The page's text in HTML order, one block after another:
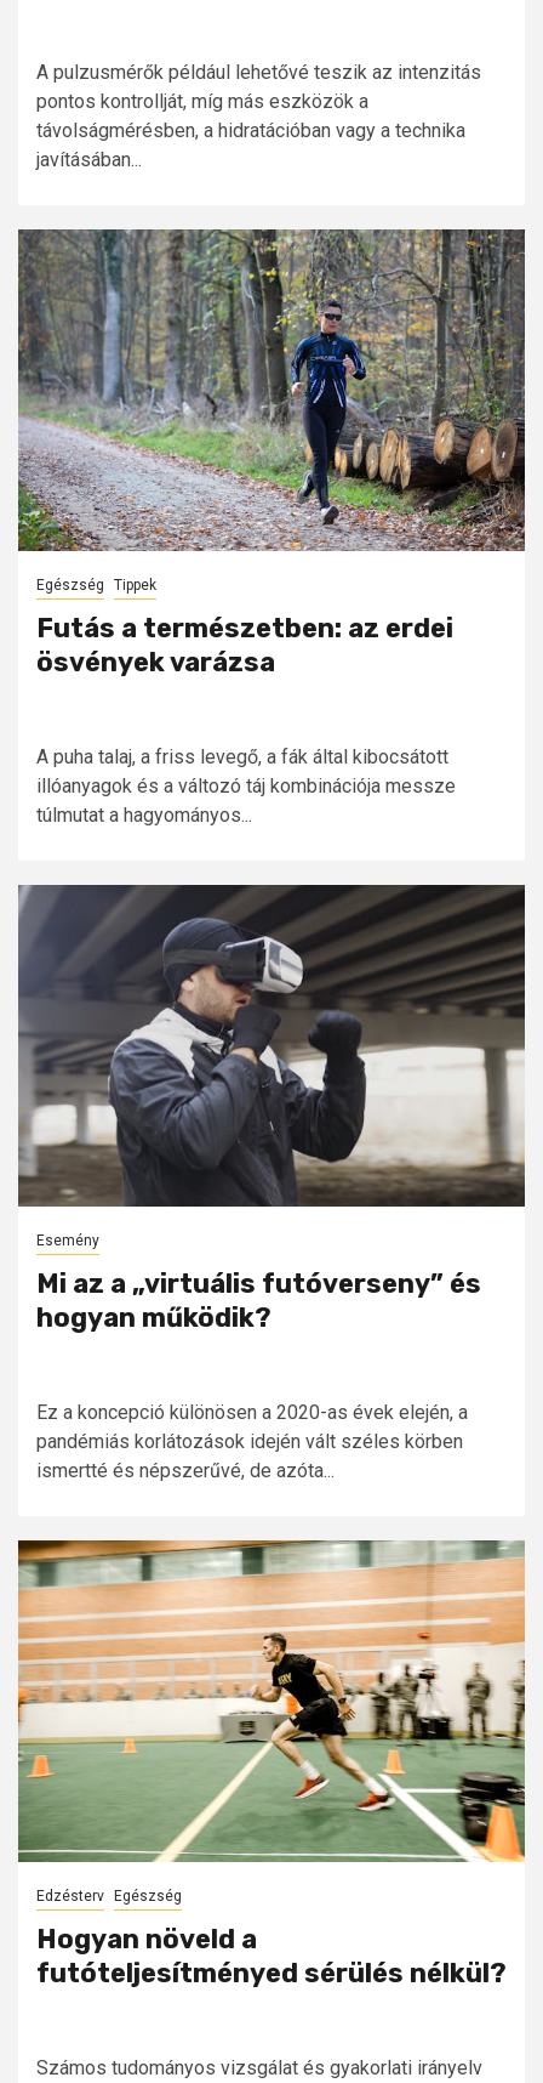
A pulzusmérők például lehetővé teszik az intenzitás
pontos kontrollját, míg más eszközök a
távolságmérésben, a hidratációban vagy a technika
javításában...
Egészség Tippek
Futás a természetben: az erdei
ösvények varázsa
A puha talaj, a friss levegő, a fák által kibocsátott
illóanyagok és a változó táj kombinációja messze
túlmutat a hagyományos...
Esemény
Mi az a „virtuális futóverseny” és
hogyan működik?
Ez a koncepció különösen a 2020-as évek elején, a
pandémiás korlátozások idején vált széles körben
ismertté és népszerűvé, de azóta...
Edzésterv Egészség
Hogyan növeld a
futóteljesítményed sérülés nélkül?
Számos tudományos vizsgálat és gyakorlati irányelv